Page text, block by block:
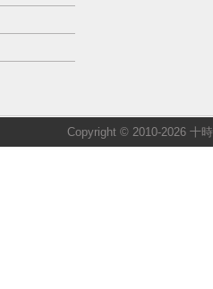
Copyright © 2010-2026 十